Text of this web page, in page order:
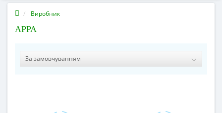
Виробник
APPA